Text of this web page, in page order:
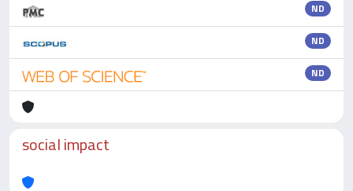
ND
ND
ND
social impact